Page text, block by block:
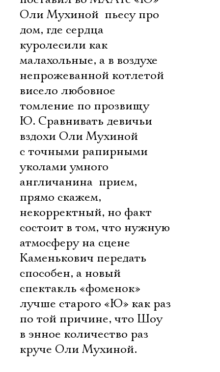
Оли Мухиной  пьесу про
дом, где сердца
куролесили как
малахольные, а в воздухе
непрожеванной котлетой
висело любовное
томление по прозвищу
Ю. Сравнивать девичьи
вздохи Оли Мухиной
с точными рапирными
уколами умного
англичанина  прием,
прямо скажем,
некорректный, но факт
состоит в том, что нужную
атмосферу на сцене
Каменькович передать
способен, а новый
спектакль «фоменок»
лучше старого «Ю» как раз
по той причине, что Шоу
в энное количество раз
круче Оли Мухиной.